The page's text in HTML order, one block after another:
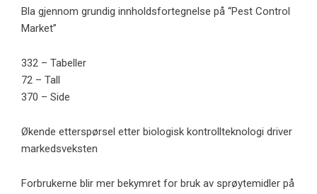
Bla gjennom grundig innholdsfortegnelse på “Pest Control
Market”
332 – Tabeller
72 – Tall
370 – Side
Økende etterspørsel etter biologisk kontrollteknologi driver
markedsveksten
Forbrukerne blir mer bekymret for bruk av sprøytemidler på